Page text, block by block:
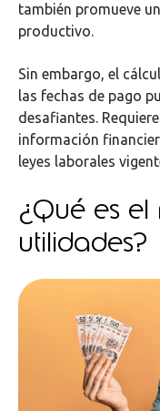
también promueve
productivo.
Sin embargo, el
las fechas de pago
desafiantes.
información
leyes laborales
¿Qué es
utilidades?